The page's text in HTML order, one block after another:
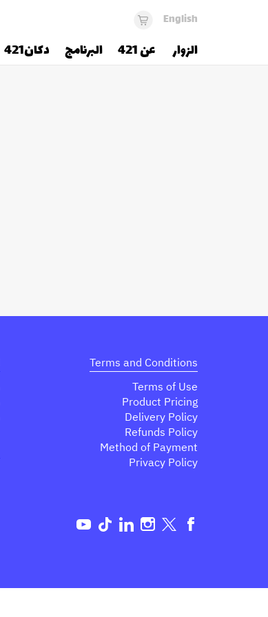
Terms and Conditions
Terms of Use
Product Pricing
Delivery Policy
Refunds Policy
Method of Payment
Privacy Policy
English
الزوار عن 421 البرنامج دكان421